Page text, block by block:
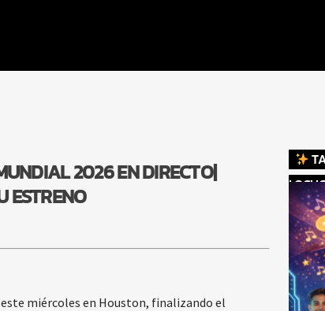
2026 EN DIRECTO|
ESTRENO
miércoles en Houston, finalizando el